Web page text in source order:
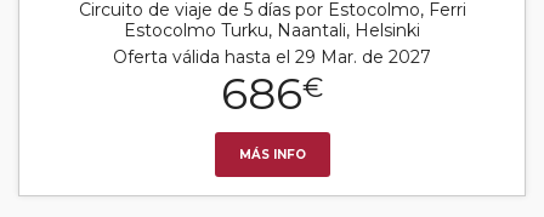
Circuito de viaje de 5 días por Estocolmo, Ferri
Estocolmo Turku, Naantali, Helsinki
Oferta válida hasta el 29 Mar. de 2027
686€
MÁS INFO